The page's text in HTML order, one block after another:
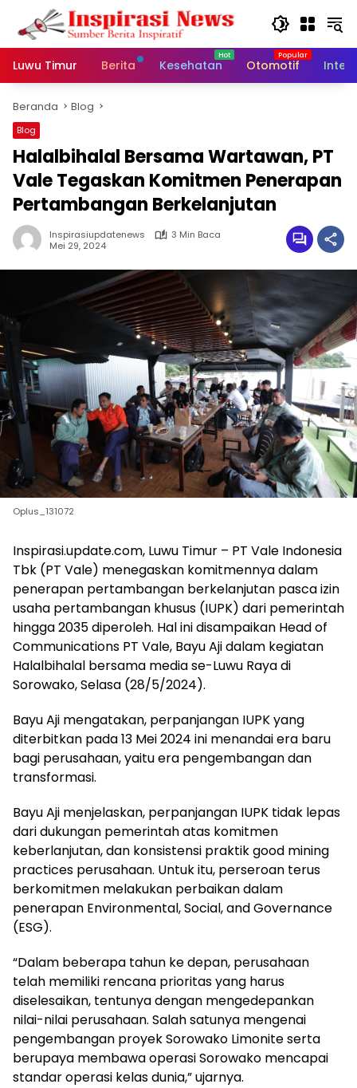
Langsung
konten
Luwu Timur
Berita Kesehatan Otomotif
Beranda Blog
Blog
Halalbihalal Bersama Wartawan, PT
Vale Tegaskan Komitmen Penerapan
Pertambangan Berkelanjutan
Inspirasiupdatenews
3 Min Baca
Mei 29, 2024
Oplus_131072
Inspirasi.update.com, Luwu Timur – PT Vale Indonesia
Tbk (PT Vale) menegaskan komitmennya dalam
penerapan pertambangan berkelanjutan pasca izin
usaha pertambangan khusus (IUPK) dari pemerintah
hingga 2035 diperoleh. Hal ini disampaikan Head of
Communications PT Vale, Bayu Aji dalam kegiatan
Halalbihalal bersama media se-Luwu Raya di
Sorowako, Selasa (28/5/2024).
Bayu Aji mengatakan, perpanjangan IUPK yang
diterbitkan pada 13 Mei 2024 ini menandai era baru
bagi perusahaan, yaitu era pengembangan dan
transformasi.
Bayu Aji menjelaskan, perpanjangan IUPK tidak lepas
dari dukungan pemerintah atas komitmen
keberlanjutan, dan konsistensi praktik good mining
practices perusahaan. Untuk itu, perseroan terus
berkomitmen melakukan perbaikan dalam
penerapan Environmental, Social, and Governance
(ESG).
“Dalam beberapa tahun ke depan, perusahaan
telah memiliki rencana prioritas yang harus
diselesaikan, tentunya dengan mengedepankan
nilai-nilai perusahaan. Salah satunya mengenai
pengembangan proyek Sorowako Limonite serta
berupaya membawa operasi Sorowako mencapai
standar operasi kelas dunia,” ujarnya.